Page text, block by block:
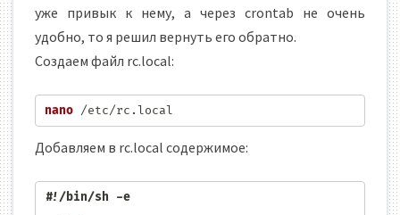
уже привык к нему, а через crontab не очень
удобно, то я решил вернуть его обратно.
Создаем файл rc.local:
nano /etc/rc.local
Добавляем в rc.local содержимое:
#!/bin/sh -e